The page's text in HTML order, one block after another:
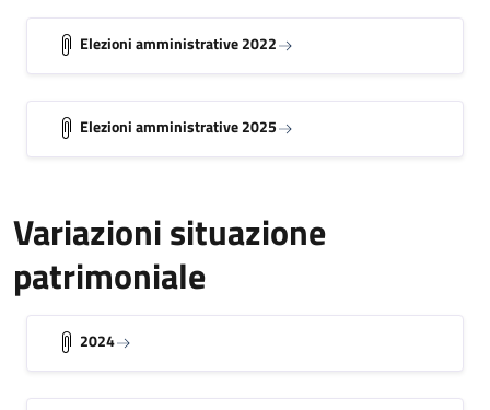
Elezioni amministrative 2022
Elezioni amministrative 2025
Variazioni situazione
patrimoniale
2024